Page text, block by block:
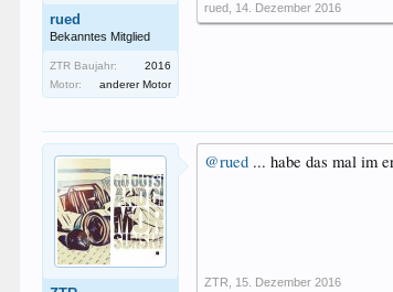
rued
Bekanntes Mitglied
ZTR Baujahr:
2016
Motor:
anderer Motor
rued 14. Dezember 2016
@rued ... habe das mal im
ZTR 15. Dezember 2016